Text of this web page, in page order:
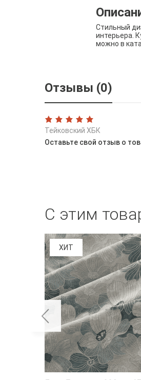
Стильный
интерьера.
можно в
Отзывы (0)
Тейковский ХБК
Оставьте свой отзыв о
С этим
ХИТ